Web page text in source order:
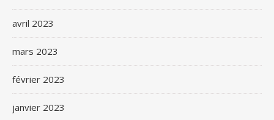
avril 2023
mars 2023
février 2023
janvier 2023